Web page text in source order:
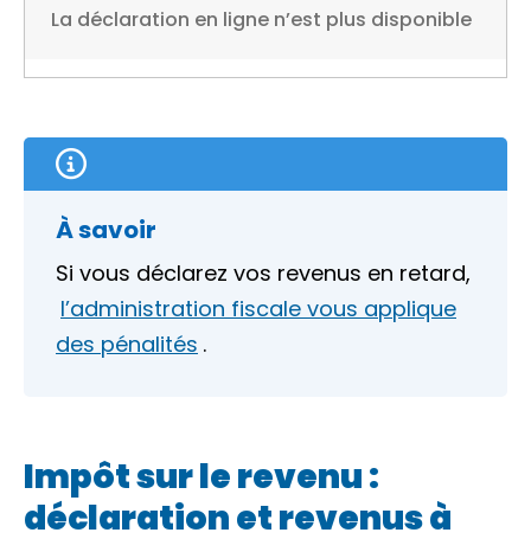
La déclaration en ligne n’est plus disponible
À savoir
Si vous déclarez vos revenus en retard,
l’administration fiscale vous applique
des pénalités .
Impôt sur le revenu :
déclaration et revenus à